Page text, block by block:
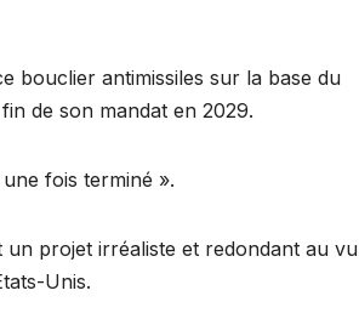
bouclier antimissiles sur la base du
de son mandat en 2029.
fois terminé ».
projet irréaliste et redondant au
Unis.